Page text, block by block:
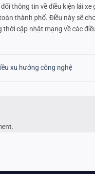
thông tin về điều kiện lái
thành phố. Điều này sẽ
cập nhật mạng về các
xu hướng công nghệ